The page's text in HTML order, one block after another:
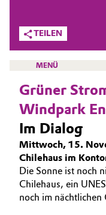
Additive
Aerospace
Agriculture
Animal Nutrition
Automotive &
Was uns antreibt
Über Evonik
We go beyond
Innovation
Purpose
BVB Partnerschaft
Geschichte
TEILEN
MENÜ
HOME
ÜBER UNS
INVESTOREN
NACHHALTIGKEIT
Grüner
Windpark
Im Dialog
Mittwoch, 15.
Chilehaus im
Die Sonne ist noch
Chilehaus, ein
noch im nächtlichen